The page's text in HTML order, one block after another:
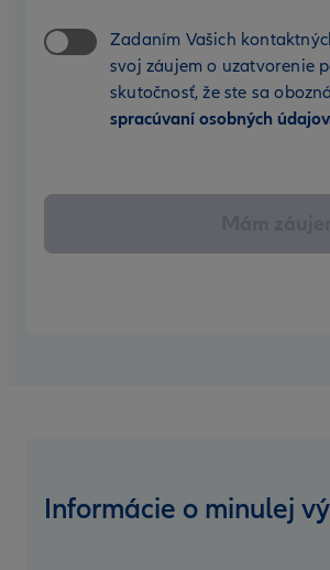
Zadaním Vašich
svoj záujem o uzatvorenie
skutočnosť, že ste sa
spracúvaní osobných
Informácie o minulej